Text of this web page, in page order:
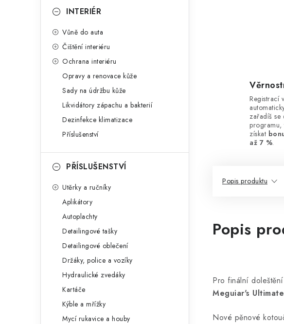
INTERIÉR
Vůně do auta
Čištění interiéru
Ochrana interiéru
Opravy a renovace kůže
Sady na údržbu kůže
Likvidátory zápachu a bakterií
Dezinfekce klimatizace
Příslušenství
PŘÍSLUŠENSTVÍ
Utěrky a ručníky
Aplikátory
Autoplachty
Detailingové tašky
Detailingové oblečení
Držáky, police a vozíky
Hydraulické zvedáky
Kartáče
Kýble a mřížky
Mycí rukavice a houby
Registrací
zařadíš se
programu,
získat
až 7 %.
Popis produktu
Popis
Pro finální
Meguiar's
Nové pěnové